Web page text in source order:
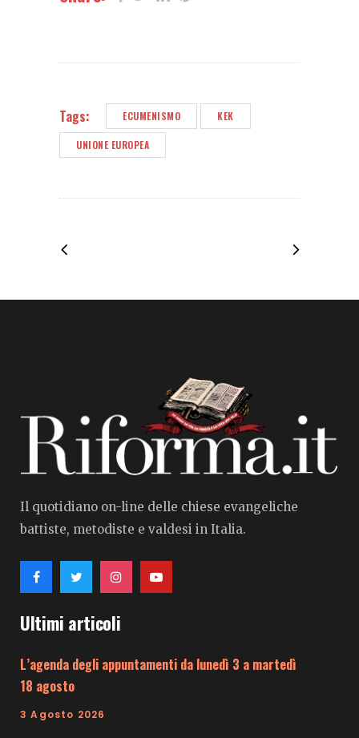
Tags: ECUMENISMO KEK
UNIONE EUROPEA
Il quotidiano on-line delle chiese evangeliche
battiste, metodiste e valdesi in Italia.
Ultimi articoli
L’agenda degli appuntamenti da lunedì 3 a martedì
18 agosto
3 Agosto 2026